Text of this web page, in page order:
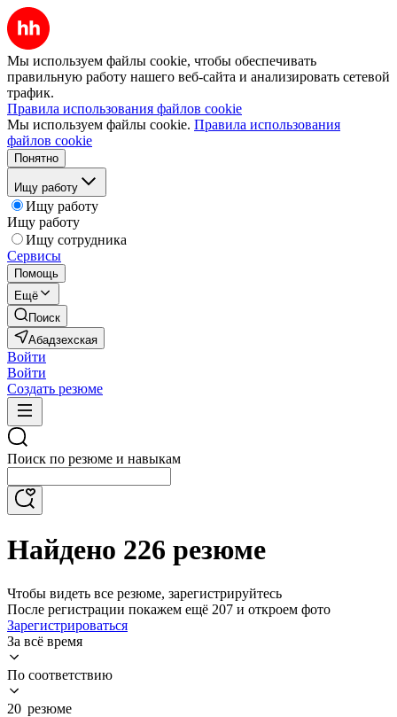
Мы используем файлы cookie, чтобы обеспечивать
правильную работу нашего веб-сайта и анализировать сетевой
трафик.
Правила использования файлов cookie
Мы используем файлы cookie. Правила использования
файлов cookie
Понятно
Ищу работу
Ищу работу
Ищу работу
Ищу сотрудника
Сервисы
Помощь
Ещё
Поиск
Абадзехская
Войти
Войти
Создать резюме
Поиск по резюме и навыкам
Найдено 226 резюме
Чтобы видеть все резюме, зарегистрируйтесь
После регистрации покажем ещё 207 и откроем фото
Зарегистрироваться
За всё время
По соответствию
20 резюме